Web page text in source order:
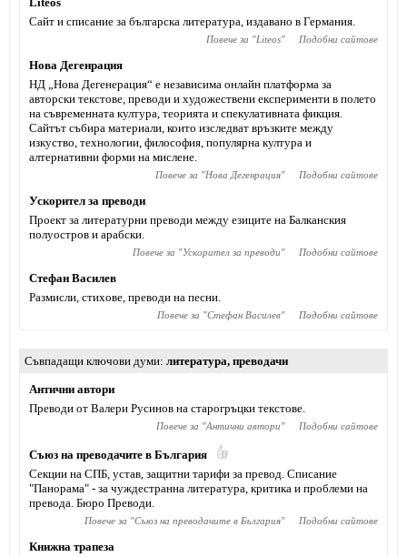
Сайт и списание за българска литература, издавано в Германия.
Повече за "Liteos" Подобни сайтове
Нова Дегенрация
НД „Нова Дегенерация“ е независима онлайн платформа за
авторски текстове, преводи и художествени експерименти в полето
на съвременната култура, теорията и спекулативната фикция.
Сайтът събира материали, които изследват връзките между
изкуство, технологии, философия, популярна култура и
алтернативни форми на мислене.
Повече за "Нова Дегенрация" Подобни сайтове
Ускорител за преводи
Проект за литературни преводи между езиците на Балканския
полуостров и арабски.
Повече за "Ускорител за преводи" Подобни сайтове
Стефан Василев
Размисли, стихове, преводи на песни.
Повече за "Стефан Василев" Подобни сайтове
Съвпадащи ключови думи литература, преводачи
Антични автори
Преводи от Валери Русинов на старогръцки текстове.
Повече за "Антични автори" Подобни сайтове
Съюз на преводачите в България
Секции на СПБ, устав, защитни тарифи за превод. Списание
"Панорама" - за чуждестранна литература, критика и проблеми на
превода. Бюро Преводи.
Повече за "Съюз на преводачите в България" Подобни сайтове
Книжна трапеза